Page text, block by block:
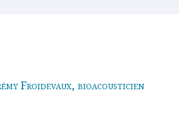
Froidevaux, bioacousticien